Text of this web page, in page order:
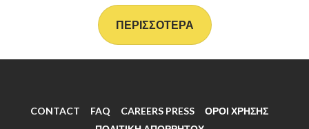
ΠΕΡΙΣΣΟΤΕΡΑ
CONTACT FAQ CAREERS PRESS
ΟΡΟΙ ΧΡΗΣΗΣ